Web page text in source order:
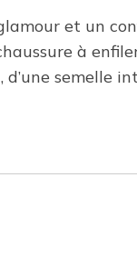
et un
à
semelle